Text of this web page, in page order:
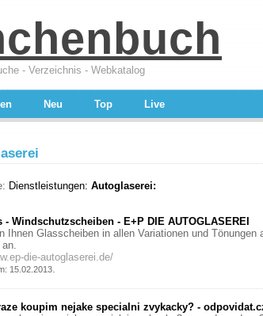
- Verzeichnis - Webkatalog
Neu Top Live
Dienstleistungen: Autoglaserei:
- Windschutzscheiben - E+P DIE AUTOGLASEREI
Ihnen Glasscheiben in allen Variationen und Tönungen
an.
die-autoglaserei.de/
15.02.2013.
koupim nejake specialni zvykacky? -